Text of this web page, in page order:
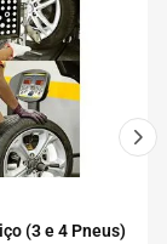
(3 e 4 Pneus)